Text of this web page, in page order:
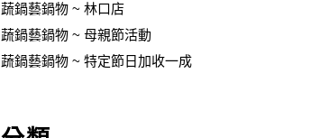
蔬鍋藝鍋物 ~ 林口店
蔬鍋藝鍋物 ~ 母親節活動
蔬鍋藝鍋物 ~ 特定節日加收一成